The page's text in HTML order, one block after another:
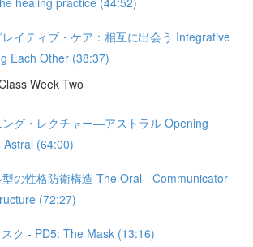
イティブ・ケア：相互に出会う Integrative
Each Other (38:37)
Week Two
ング・レクチャー―アストラル Opening
(64:00)
型の性格防衛構造 The Oral - Communicator
(72:27)
ク - PD5: The Mask (13:16)